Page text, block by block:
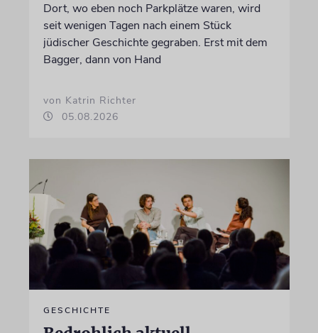
Dort, wo eben noch Parkplätze waren, wird
seit wenigen Tagen nach einem Stück
jüdischer Geschichte gegraben. Erst mit dem
Bagger, dann von Hand
von Katrin Richter
05.08.2026
GESCHICHTE